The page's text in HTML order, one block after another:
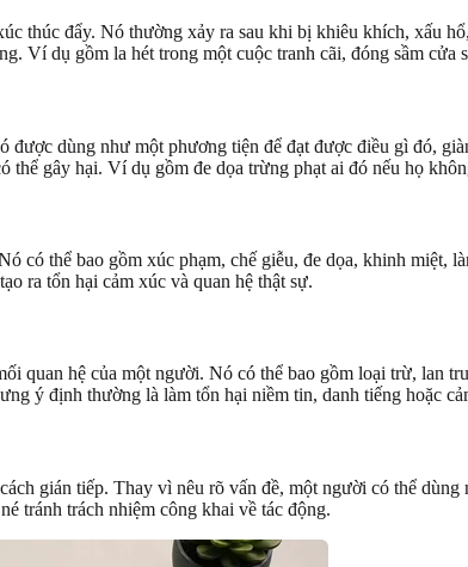
thúc đẩy. Nó thường xảy ra sau khi bị khiêu khích, xấu
Ví dụ gồm la hét trong một cuộc tranh cãi, đóng sầm
được dùng như một phương tiện để đạt được điều gì đó,
thể gây hại. Ví dụ gồm đe dọa trừng phạt ai đó nếu họ
có thể bao gồm xúc phạm, chế giễu, đe dọa, khinh miệt,
ra tổn hại cảm xúc và quan hệ thật sự.
quan hệ của một người. Nó có thể bao gồm loại trừ,
ý định thường là làm tổn hại niềm tin, danh tiếng hoặc
gián tiếp. Thay vì nêu rõ vấn đề, một người có thể
tránh trách nhiệm công khai về tác động.